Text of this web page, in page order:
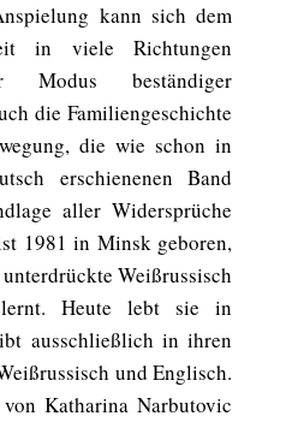
kann sich dem
in viele Richtungen
Modus beständiger
die Familiengeschichte
die wie schon in
erschienenen Band
aller Widersprüche
1981 in Minsk geboren,
Weißrussisch
Heute lebt sie in
ausschließlich in ihren
und Englisch.
Katharina Narbutovic